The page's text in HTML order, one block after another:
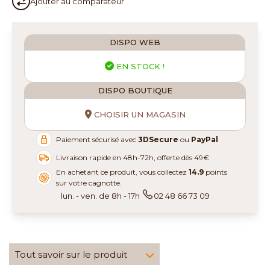
DISPO WEB
EN STOCK !
DISPO BOUTIQUE
CHOISIR UN MAGASIN
Paiement sécurisé avec3DSecure ou PayPal
Livraison rapide en 48h-72h, offerte dès 49€
En achetant ce produit, vous collectez14.9 points
sur votre cagnotte.
lun. - ven. de 8h - 17h 02 48 66 73 09
Tout savoir sur le produit